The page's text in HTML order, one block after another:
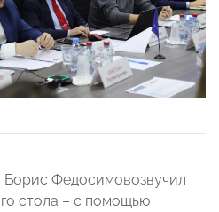
Федосимовозвучил
стола – с помощью